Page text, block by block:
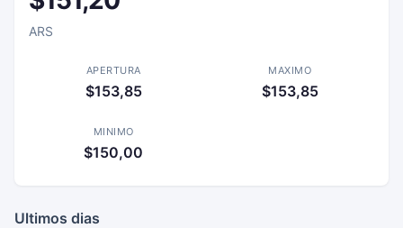
ARS
APERTURA
$153,85
MAXIMO
$153,85
MINIMO
$150,00
Ultimos dias